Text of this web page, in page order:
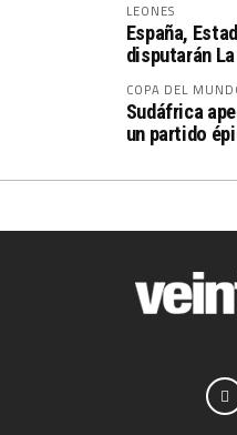
LEONES
España,
disputarán
COPA DEL
Sudáfrica
un partido